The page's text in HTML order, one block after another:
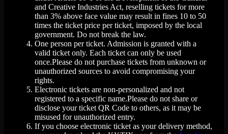
and Creative Industries Act, reselling tickets for more
than 3% above face value may result in fines 10 to 50
times the ticket price per ticket, imposed by the local
government. Do not break the law.
One person per ticket. Admission is granted with a
valid ticket only. Each ticket can only be used
once.Please do not purchase tickets from unknown or
unauthorized sources to avoid compromising your
rights.
Electronic tickets are non-personalized and not
registered to a specific name.Please do not share or
disclose your ticket QR Code to others, as it may be
misused for unauthorized entry.
If you choose electronic ticket as your delivery method,